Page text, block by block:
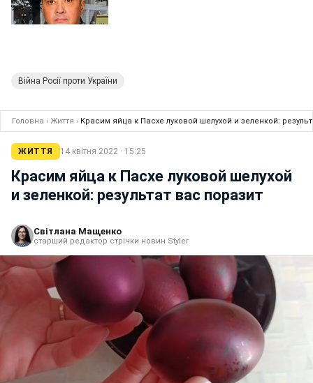
Війна Росії проти України
Головна › Життя › Красим яйца к Пасхе луковой шелухой и зеленкой:
ЖИТТЯ 14 квітня 2022 · 15:25
Красим яйца к Пасхе луковой шелухой
и зеленкой: результат вас поразит
Світлана Мащенко
старший редактор стрічки новин Styler